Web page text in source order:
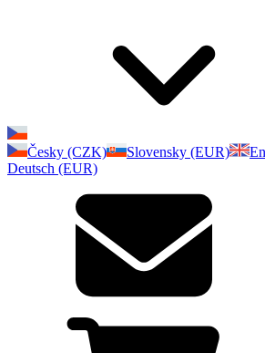
Česky (CZK)
Slovensky (EUR)
Deutsch (EUR)